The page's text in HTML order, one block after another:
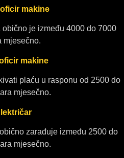
makine
je između 4000 do 7000
mjesečno.
makine
plaću u rasponu od 2500 do
mjesečno.
zarađuje između 2500 do
mjesečno.